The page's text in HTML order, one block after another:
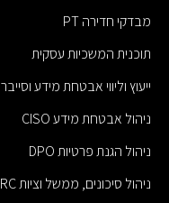
מבדקי חדירה PT
תוכנית המשכיות עסקית
ייעוץ וליווי אבטחת מידע וסייבר
ניהול אבטחת מידע CISO
ניהול הגנת פרטיות DPO
ניהול סיכונים, ממשל וציות GRC